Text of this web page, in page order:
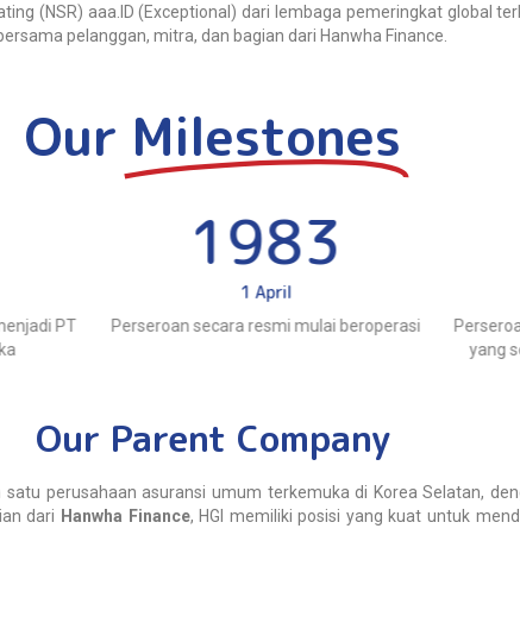
(NSR) aaa.ID (Exceptional) dari lembaga pemeringkat global
pelanggan, mitra, dan bagian dari Hanwha Finance.
Our Milestones
resmi mulai beroperasi
1991
Perseroan mengubah kedudukan
yang semula di Surabaya menjadi di
Our Parent Company
satu perusahaan asuransi umum terkemuka di Korea Selatan,
dari Hanwha Finance, HGI memiliki posisi yang kuat untuk